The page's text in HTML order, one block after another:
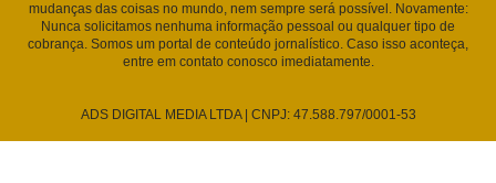
mudanças das coisas no mundo, nem sempre será possível. Novamente:
Nunca solicitamos nenhuma informação pessoal ou qualquer tipo de
cobrança. Somos um portal de conteúdo jornalístico. Caso isso aconteça,
entre em contato conosco imediatamente.
ADS DIGITAL MEDIA LTDA | CNPJ: 47.588.797/0001-53